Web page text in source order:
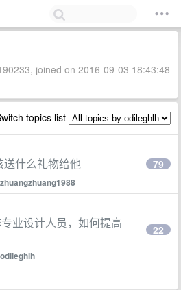
joined on 2016-09-03 18:43:48
topics list
什么礼物给他
zhuangzhuang1988
79
业设计人员，如何提高
odileghlh
22